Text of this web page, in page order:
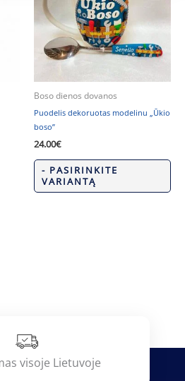
Boso dienos dovanos
Puodelis dekoruotas modelinu „Ūkio
boso”
24.00€
- PASIRINKITE
VARIANTĄ
visoje Lietuvoje